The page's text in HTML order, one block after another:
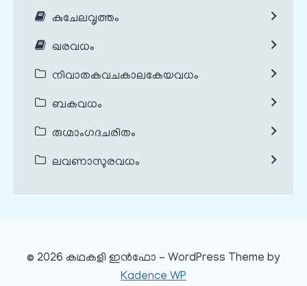
കുചേലവൃത്തം
ഖരവധം
നിവാതകവചകാലകേയവധം
ബകവധം
രുഗ്മാംഗദചരിതം
ലവണാസുരവധം
© 2026 കഥകളി ഇൻഫോ - WordPress Theme by
Kadence WP